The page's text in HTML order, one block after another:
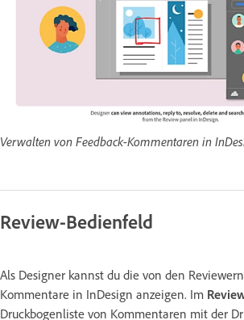
Verwalten von Feedback-Kommentaren in
Review-Bedienfeld
Als Designer kannst du die von den
Kommentare in InDesign anzeigen. Im
Druckbogenliste von Kommentaren mit der